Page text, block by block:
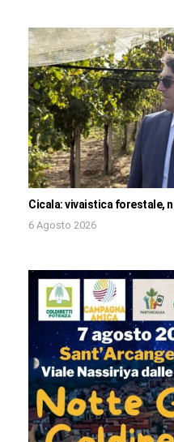
Cicala: vivaistica forestale,
6 Agosto 2026